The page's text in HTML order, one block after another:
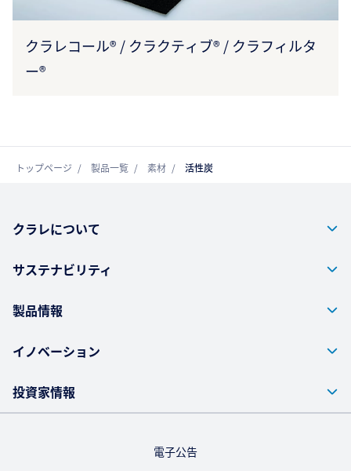
クラレコール® / クラクティブ® / クラフィルタ
ー®
トップページ 製品一覧 素材 活性炭
クラレについて
サステナビリティ
製品情報
イノベーション
投資家情報
電子公告